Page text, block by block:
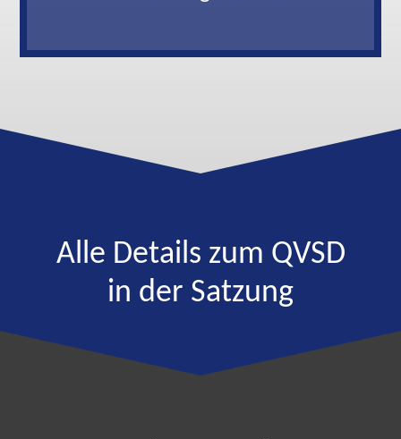
Alle Details zum QVSD
in der Satzung